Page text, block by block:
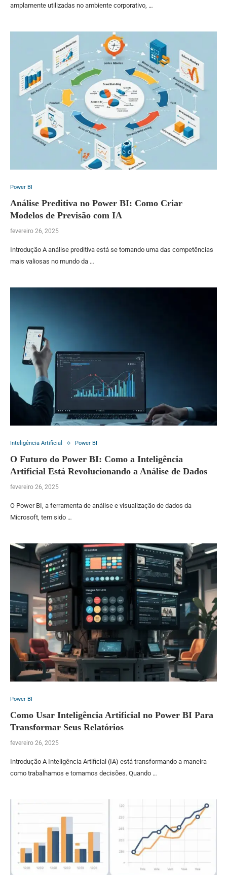
amplamente utilizadas no ambiente corporativo, …
Power BI
Análise Preditiva no Power BI: Como Criar
Modelos de Previsão com IA
fevereiro 26, 2025
Introdução A análise preditiva está se tornando uma das competências
mais valiosas no mundo da …
Inteligência Artificial Power BI
O Futuro do Power BI: Como a Inteligência
Artificial Está Revolucionando a Análise de Dados
fevereiro 26, 2025
O Power BI, a ferramenta de análise e visualização de dados da
Microsoft, tem sido …
Power BI
Como Usar Inteligência Artificial no Power BI Para
Transformar Seus Relatórios
fevereiro 26, 2025
Introdução A Inteligência Artificial (IA) está transformando a maneira
como trabalhamos e tomamos decisões. Quando …